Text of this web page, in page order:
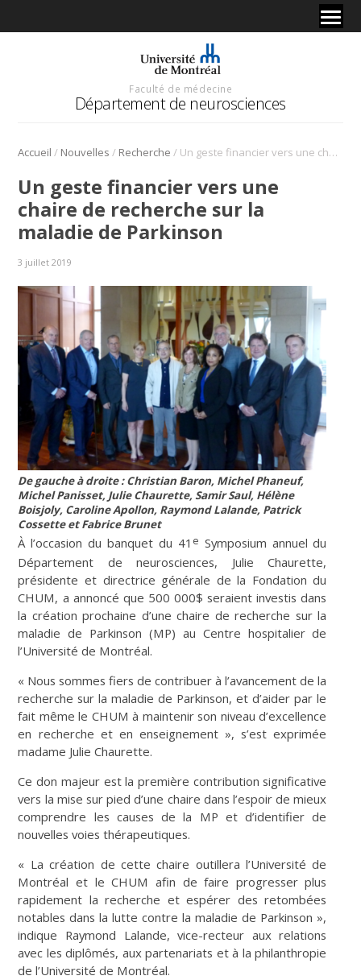
Faculté de médecine
Département de neurosciences
Accueil / Nouvelles / Recherche / Un geste financier vers une chaire de recherche sur la maladie de Parkinson
Un geste financier vers une
chaire de recherche sur la
maladie de Parkinson
3 juillet 2019
De gauche à droite : Christian Baron, Michel Phaneuf,
Michel Panisset, Julie Chaurette, Samir Saul, Hélène
Boisjoly, Caroline Apollon, Raymond Lalande, Patrick
Cossette et Fabrice Brunet
À l’occasion du banquet du 41 e Symposium annuel du
Département de neurosciences, Julie Chaurette,
présidente et directrice générale de la Fondation du
CHUM, a annoncé que 500 000$ seraient investis dans
la création prochaine d’une chaire de recherche sur la
maladie de Parkinson (MP) au Centre hospitalier de
l’Université de Montréal.
« Nous sommes fiers de contribuer à l’avancement de la
recherche sur la maladie de Parkinson, et d’aider par le
fait même le CHUM à maintenir son niveau d’excellence
en recherche et en enseignement », s’est exprimée
madame Julie Chaurette.
Ce don majeur est la première contribution significative
vers la mise sur pied d’une chaire dans l’espoir de mieux
comprendre les causes de la MP et d’identifier de
nouvelles voies thérapeutiques.
« La création de cette chaire outillera l’Université de
Montréal et le CHUM afin de faire progresser plus
rapidement la recherche et espérer des retombées
notables dans la lutte contre la maladie de Parkinson »,
indique Raymond Lalande, vice-recteur aux relations
avec les diplômés, aux partenariats et à la philanthropie
de l’Université de Montréal.